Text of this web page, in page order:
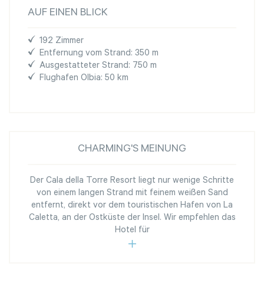
AUF EINEN BLICK
192 Zimmer
Entfernung vom Strand: 350 m
Ausgestatteter Strand: 750 m
Flughafen Olbia: 50 km
CHARMING'S MEINUNG
Der Cala della Torre Resort liegt nur wenige Schritte
von einem langen Strand mit feinem weißen Sand
entfernt, direkt vor dem touristischen Hafen von La
Caletta, an der Ostküste der Insel. Wir empfehlen das
Hotel für